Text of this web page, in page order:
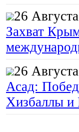
26
Захват
26
Асад:
Хизбаллы и